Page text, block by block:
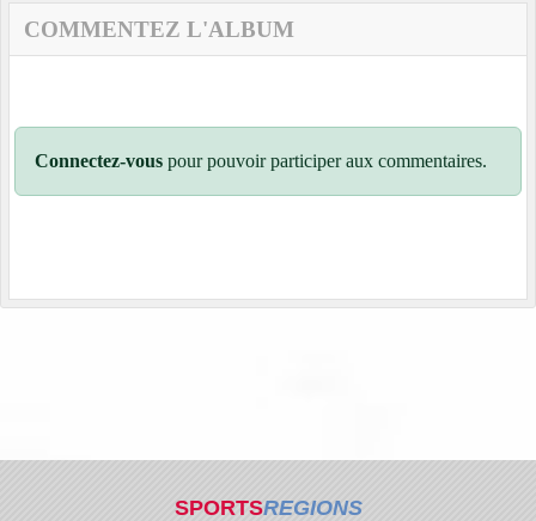
COMMENTEZ L'ALBUM
Connectez-vous pour pouvoir participer aux commentaires.
SPORTSREGIONS